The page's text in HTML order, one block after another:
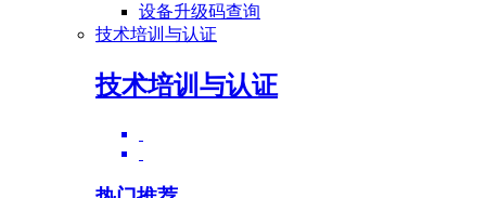
设备升级码查询
技术培训与认证
技术培训与认证